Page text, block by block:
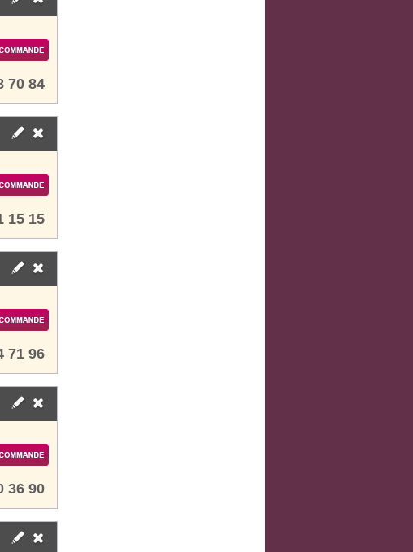
70 84
15 15
71 96
36 90